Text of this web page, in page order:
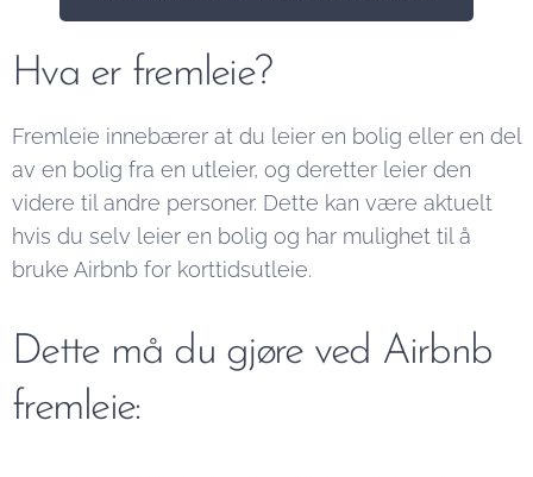
Hva er fremleie?
Fremleie innebærer at du leier en bolig eller en del
av en bolig fra en utleier, og deretter leier den
videre til andre personer. Dette kan være aktuelt
hvis du selv leier en bolig og har mulighet til å
bruke Airbnb for korttidsutleie.
Dette må du gjøre ved Airbnb
fremleie: